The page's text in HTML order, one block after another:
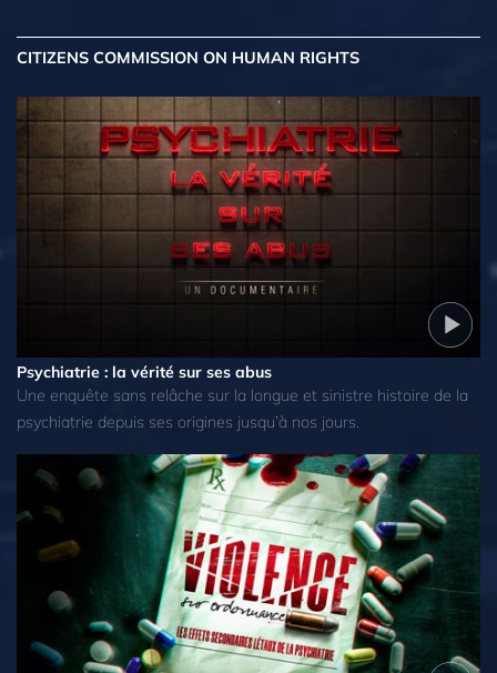
CITIZENS COMMISSION ON HUMAN RIGHTS
Psychiatrie : la vérité sur ses abus
Une enquête sans relâche sur la longue et sinistre histoire de la
psychiatrie depuis ses origines jusqu’à nos jours.